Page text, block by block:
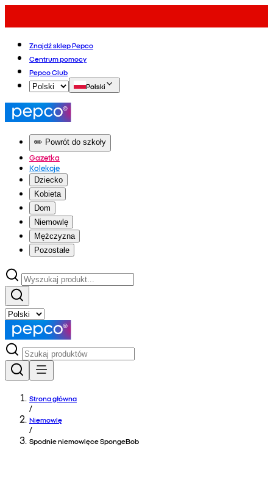
Znajdź sklep Pepco
Centrum pomocy
Pepco Club
Polski
✏️ Powrót do szkoły
Gazetka
Kolekcje
Dziecko
Kobieta
Dom
Niemowlę
Mężczyzna
Pozostałe
Strona główna
/
Niemowlę
/
Spodnie niemowlęce SpongeBob